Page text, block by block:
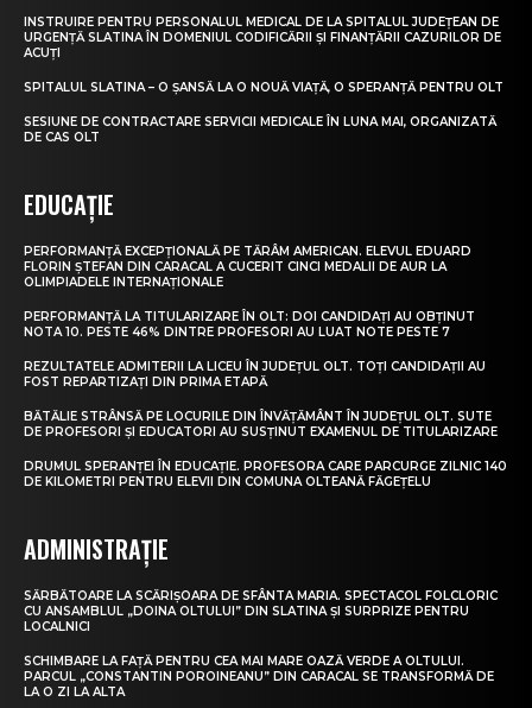
INSTRUIRE PENTRU PERSONALUL MEDICAL DE LA SPITALUL JUDEȚEAN DE
URGENȚĂ SLATINA ÎN DOMENIUL CODIFICĂRII ȘI FINANȚĂRII CAZURILOR DE
ACUȚI
SPITALUL SLATINA – O ȘANSĂ LA O NOUĂ VIAȚĂ, O SPERANȚĂ PENTRU OLT
SESIUNE DE CONTRACTARE SERVICII MEDICALE ÎN LUNA MAI, ORGANIZATĂ
DE CAS OLT
EDUCAȚIE
PERFORMANȚĂ EXCEPȚIONALĂ PE TĂRÂM AMERICAN. ELEVUL EDUARD
FLORIN ȘTEFAN DIN CARACAL A CUCERIT CINCI MEDALII DE AUR LA
OLIMPIADELE INTERNAȚIONALE
PERFORMANȚĂ LA TITULARIZARE ÎN OLT: DOI CANDIDAȚI AU OBȚINUT
NOTA 10. PESTE 46% DINTRE PROFESORI AU LUAT NOTE PESTE 7
REZULTATELE ADMITERII LA LICEU ÎN JUDEȚUL OLT. TOȚI CANDIDAȚII AU
FOST REPARTIZAȚI DIN PRIMA ETAPĂ
BĂTĂLIE STRÂNSĂ PE LOCURILE DIN ÎNVĂȚĂMÂNT ÎN JUDEȚUL OLT. SUTE
DE PROFESORI ȘI EDUCATORI AU SUSȚINUT EXAMENUL DE TITULARIZARE
DRUMUL SPERANȚEI ÎN EDUCAȚIE. PROFESORA CARE PARCURGE ZILNIC 140
DE KILOMETRI PENTRU ELEVII DIN COMUNA OLTEANĂ FĂGEȚELU
ADMINISTRAȚIE
SĂRBĂTOARE LA SCĂRIȘOARA DE SFÂNTA MARIA. SPECTACOL FOLCLORIC
CU ANSAMBLUL „DOINA OLTULUI” DIN SLATINA ȘI SURPRIZE PENTRU
LOCALNICI
SCHIMBARE LA FAȚĂ PENTRU CEA MAI MARE OAZĂ VERDE A OLTULUI.
PARCUL „CONSTANTIN POROINEANU” DIN CARACAL SE TRANSFORMĂ DE
LA O ZI LA ALTA